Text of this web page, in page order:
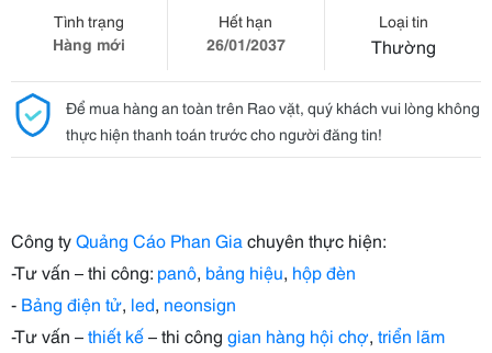
Tình trạng
Hàng mới
Hết hạn
26/01/2037
Loại tin
Thường
Để mua hàng an toàn trên Rao vặt, quý khách vui lòng không
thực hiện thanh toán trước cho người đăng tin!
Công tyQuảng Cáo Phan Gia chuyên thực hiện:
-Tư vấn – thi công: panô, bảng hiệu, hộp đèn
- Bảng điện tử, led, neonsign
-Tư vấn –thiết kế– thi công gian hàng hội chợ, triển lãm